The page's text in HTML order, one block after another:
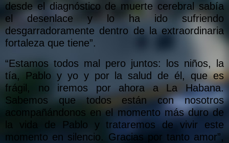
desde el diagnóstico de muerte cerebral sabía
el desenlace y lo ha ido sufriendo
desgarradoramente dentro de la extraordinaria
fortaleza que tiene”.
“Estamos todos mal pero juntos: los niños, la
tía, Pablo y yo y por la salud de él, que es
frágil, no iremos por ahora a La Habana.
Sabemos que todos están con nosotros
acompañándonos en el momento más duro de
la vida de Pablo y trataremos de vivir este
momento en silencio. Gracias por tanto amor”,